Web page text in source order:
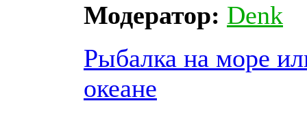
Модератор: Denk
Рыбалка на море
океане